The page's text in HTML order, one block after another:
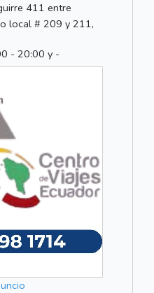
411 entre
local # 209 y 211,
- 20:00 y -